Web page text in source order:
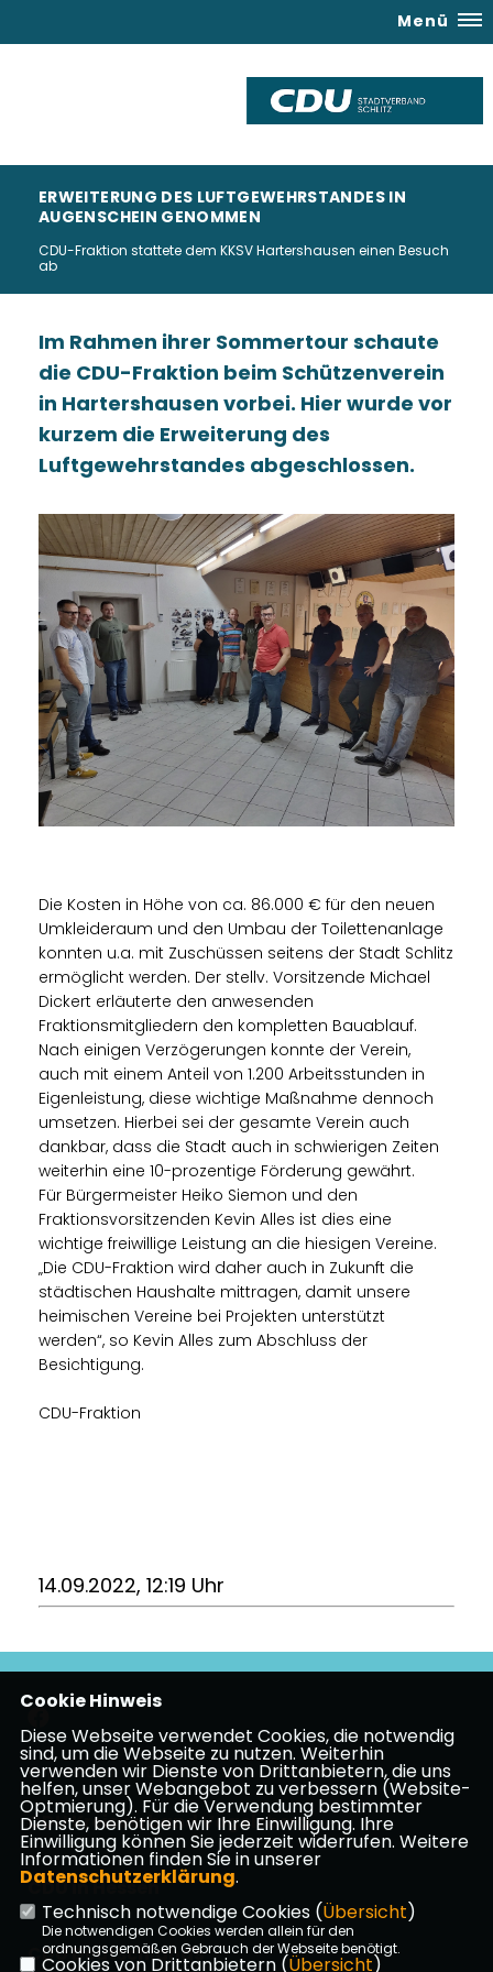
Menü
ERWEITERUNG DES LUFTGEWEHRSTANDES IN
AUGENSCHEIN GENOMMEN
CDU-Fraktion stattete dem KKSV Hartershausen einen Besuch
ab
Im Rahmen ihrer Sommertour schaute
die CDU-Fraktion beim Schützenverein
in Hartershausen vorbei. Hier wurde vor
kurzem die Erweiterung des
Luftgewehrstandes abgeschlossen.
Die Kosten in Höhe von ca. 86.000 € für den neuen
Umkleideraum und den Umbau der Toilettenanlage
konnten u.a. mit Zuschüssen seitens der Stadt Schlitz
ermöglicht werden. Der stellv. Vorsitzende Michael
Dickert erläuterte den anwesenden
Fraktionsmitgliedern den kompletten Bauablauf.
Nach einigen Verzögerungen konnte der Verein,
auch mit einem Anteil von 1.200 Arbeitsstunden in
Eigenleistung, diese wichtige Maßnahme dennoch
umsetzen. Hierbei sei der gesamte Verein auch
dankbar, dass die Stadt auch in schwierigen Zeiten
weiterhin eine 10-prozentige Förderung gewährt.
Für Bürgermeister Heiko Siemon und den
Fraktionsvorsitzenden Kevin Alles ist dies eine
wichtige freiwillige Leistung an die hiesigen Vereine.
Die CDU-Fraktion wird daher auch in Zukunft die
städtischen Haushalte mittragen, damit unsere
heimischen Vereine bei Projekten unterstützt
werden“, so Kevin Alles zum Abschluss der
Besichtigung.
CDU-Fraktion
14.09.2022, 12:19 Uhr
Impressum Datenschutz Kontakt
CDU Kreisverband Vogelsberg
CDU in Hessen
CDU Deutschlands
Cookie Hinweis
Diese Webseite verwendet Cookies, die notwendig
sind, um die Webseite zu nutzen. Weiterhin
verwenden wir Dienste von Drittanbietern, die uns
helfen, unser Webangebot zu verbessern (Website-
Optmierung). Für die Verwendung bestimmter
Dienste, benötigen wir Ihre Einwilligung. Ihre
Einwilligung können Sie jederzeit widerrufen. Weitere
Informationen finden Sie in unserer
Datenschutzerklärung.
Technisch notwendige Cookies (Übersicht)
Die notwendigen Cookies werden allein für den
ordnungsgemäßen Gebrauch der Webseite benötigt.
Cookies von Drittanbietern (Übersicht)